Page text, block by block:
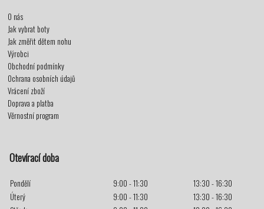
O nás
Jak vybrat boty
Jak změřit dětem nohu
Výrobci
Obchodní podmínky
Ochrana osobních údajů
Vrácení zboží
Doprava a platba
Věrnostní program
Otevírací doba
Pondělí 9:00 - 11:30
13:30 - 16:30
Úterý
9:00 - 11:30
13:30 - 16:30